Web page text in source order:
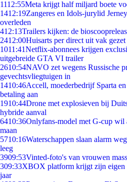
1112:55Meta krijgt half miljard boete
1412:19Zangeres en Idols-jurylid
overleden
412:13Trailers kijken: de
2412:00Huisarts per direct uit vak
1011:41Netflix-abonnees krijgen
uitgebreide GTA VI trailer
2610:54NAVO zet wegens Russische
gevechtsvliegtuigen in
1410:46Accell, moederbedrijf Sparta
betaling aan
1910:44Drone met explosieven bij
hybride aanval
6410:36Onlyfans-model met G-cup wil
maan
5710:16Waterschappen slaan alarm
leeg
3909:53Vinted-foto's van vrouwen
309:33XBOX platform krijgt zijn eigen
jaar